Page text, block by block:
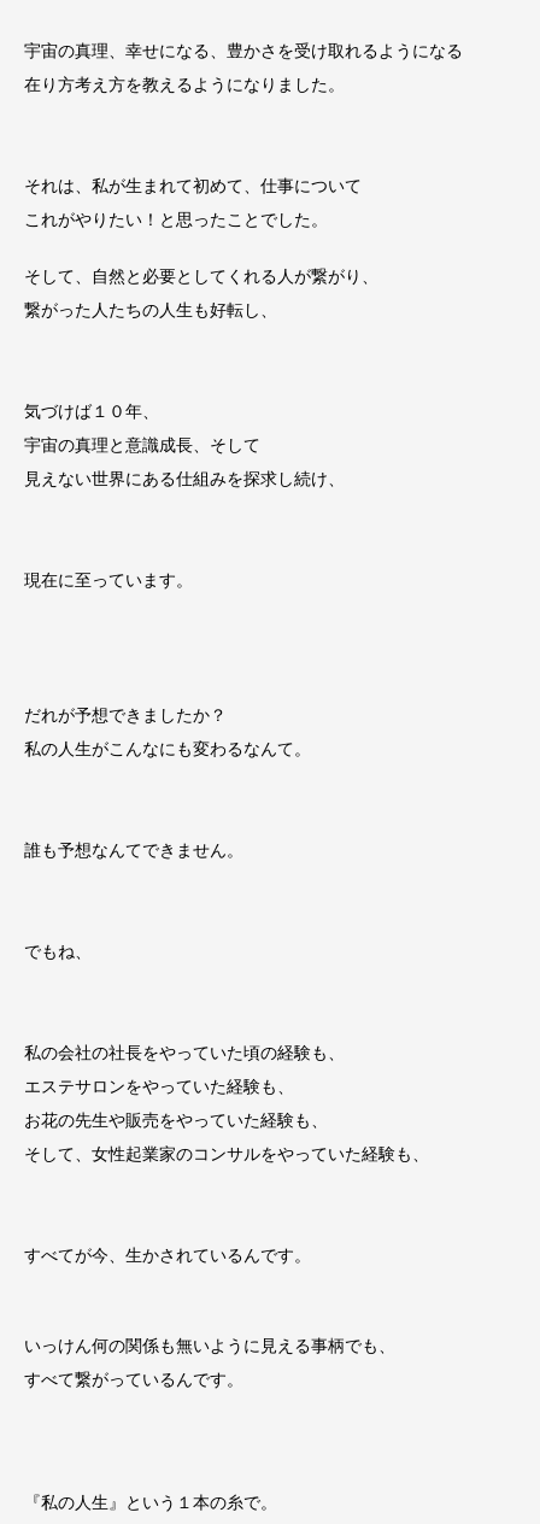
宇宙の真理、幸せになる、豊かさを受け取れるようになる
在り方考え方を教えるようになりました。
それは、私が生まれて初めて、仕事について
これがやりたい！と思ったことでした。
そして、自然と必要としてくれる人が繋がり、
繋がった人たちの人生も好転し、
気づけば１０年、
宇宙の真理と意識成長、そして
見えない世界にある仕組みを探求し続け、
現在に至っています。
だれが予想できましたか？
私の人生がこんなにも変わるなんて。
誰も予想なんてできません。
でもね、
私の会社の社長をやっていた頃の経験も、
エステサロンをやっていた経験も、
お花の先生や販売をやっていた経験も、
そして、女性起業家のコンサルをやっていた経験も、
すべてが今、生かされているんです。
いっけん何の関係も無いように見える事柄でも、
すべて繋がっているんです。
『私の人生』という１本の糸で。